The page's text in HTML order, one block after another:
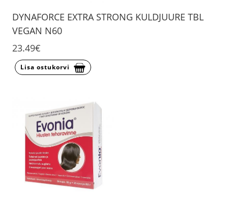
DYNAFORCE EXTRA STRONG KULDJUURE TBL
VEGAN N60
23.49€
Lisa ostukorvi